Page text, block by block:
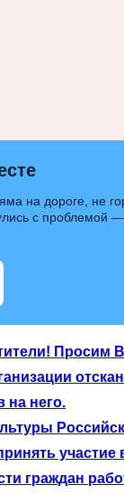
на дороге, не
с проблемой
Просим
на него.
участие
граждан